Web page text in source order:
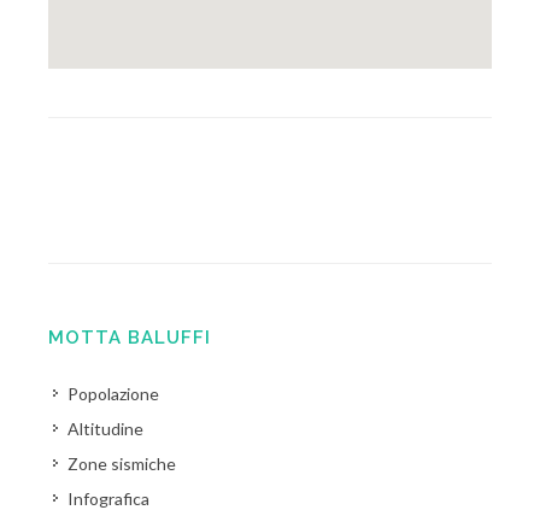
MOTTA BALUFFI
Popolazione
Altitudine
Zone sismiche
Infografica